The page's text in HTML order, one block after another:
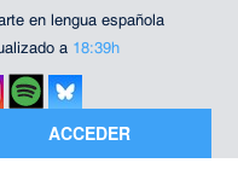
en lengua española
a 18:39h
ACCEDER